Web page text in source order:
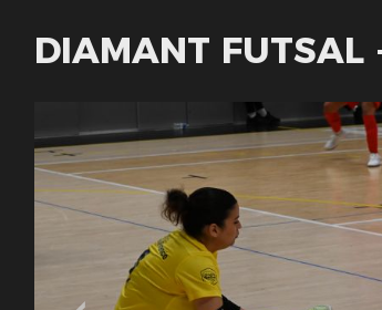
DIAMANT FUTSAL